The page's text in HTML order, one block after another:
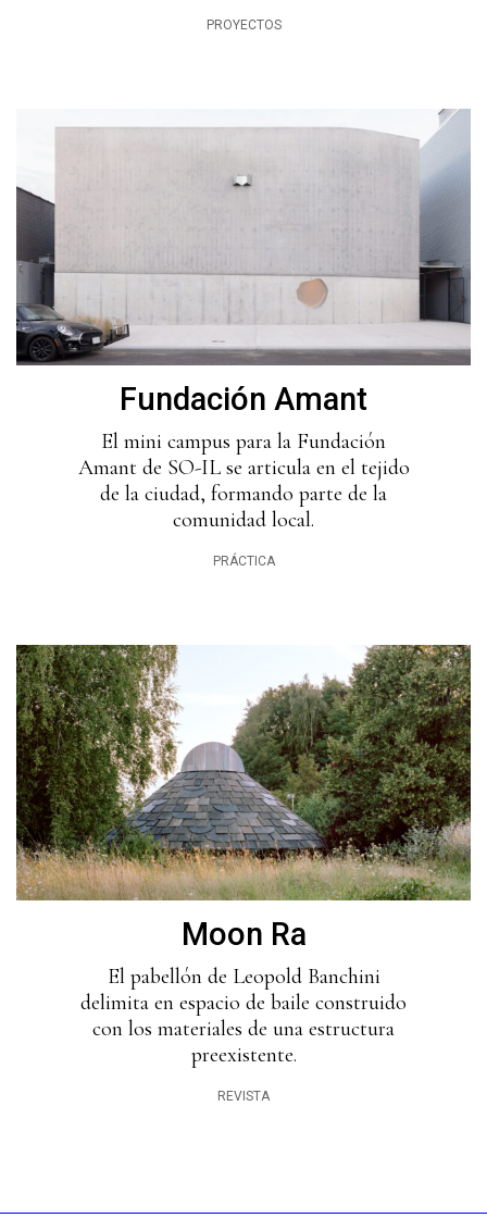
PROYECTOS
Fundación Amant
El mini campus para la Fundación
Amant de SO-IL se articula en el tejido
de la ciudad, formando parte de la
comunidad local.
PRÁCTICA
Moon Ra
El pabellón de Leopold Banchini
delimita en espacio de baile construido
con los materiales de una estructura
preexistente.
REVISTA